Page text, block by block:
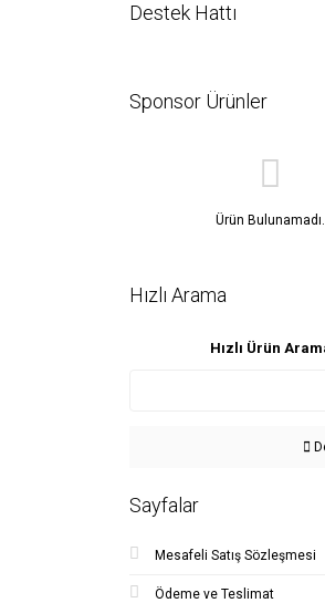
Destek Hattı
Sponsor Ürünler
Ürün Bulunamadı.
Hızlı Arama
Hızlı Ürün
Sayfalar
Mesafeli Satış Sözleşmesi
Ödeme ve Teslimat